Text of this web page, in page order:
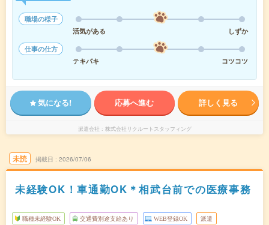
職場の様子
活気がある
しずか
仕事の仕方
テキパキ
コツコツ
気になる! 応募へ進む 詳しく見る
派遣会社 株式会社リクルートスタッフィング
未読 掲載日 2026/07/06
未経験OK！車通勤OK＊相武台前での医療事務
職種未経験OK 交通費別途支給あり WEB登録OK 派遣